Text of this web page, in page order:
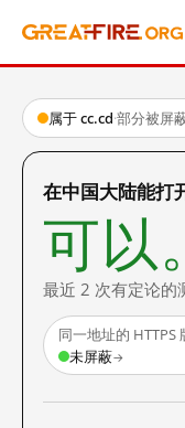
属于 cc.cd·部分被屏
在中国大陆能
可以。
最近 2 次有定论的
同一地址的 HTTPS
未屏蔽→